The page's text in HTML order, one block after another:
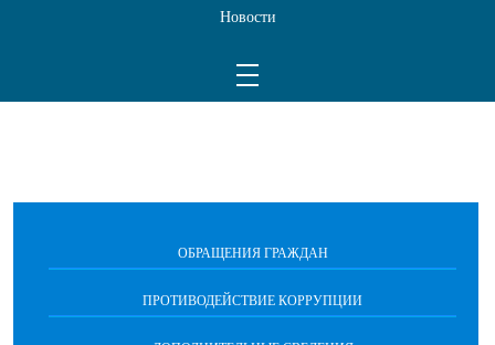
ОБРАЩЕНИЯ ГРАЖДАН
ПРОТИВОДЕЙСТВИЕ КОРРУПЦИИ
Новости